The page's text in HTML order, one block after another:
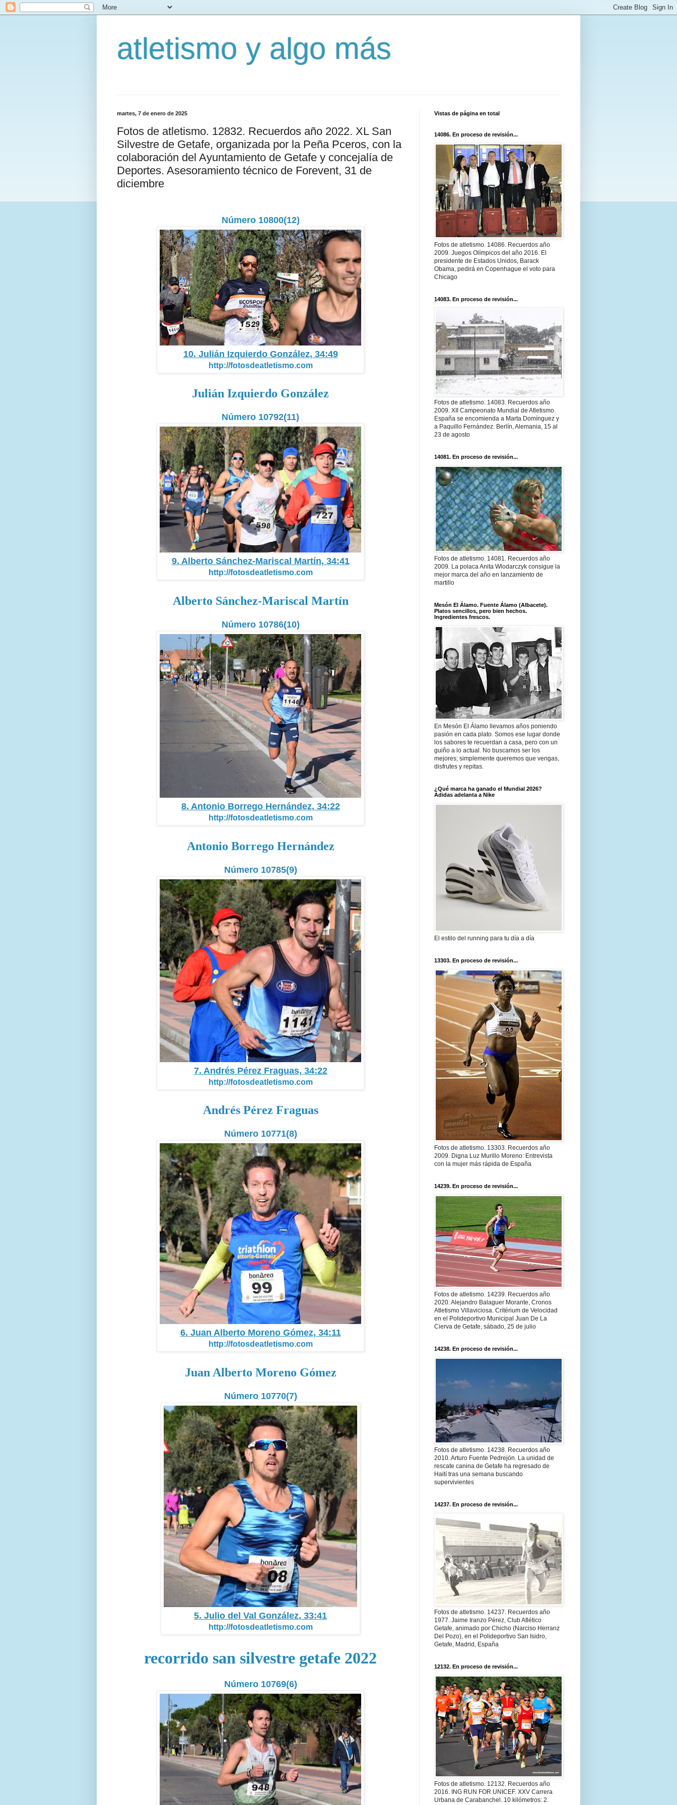
atletismo y algo más
martes, 7 de enero de 2025
Fotos de atletismo. 12832. Recuerdos año 2022. XL San
Silvestre de Getafe, organizada por la Peña Pceros, con la
colaboración del Ayuntamiento de Getafe y concejalía de
Deportes. Asesoramiento técnico de Forevent, 31 de
diciembre
Número 10800(12)
10. Julián Izquierdo González, 34:49
http://fotosdeatletismo.com
Julián Izquierdo González
Número 10792(11)
9. Alberto Sánchez-Mariscal Martín, 34:41
http://fotosdeatletismo.com
Alberto Sánchez-Mariscal Martín
Número 10786(10)
8. Antonio Borrego Hernández, 34:22
http://fotosdeatletismo.com
Antonio Borrego Hernández
Número 10785(9)
7. Andrés Pérez Fraguas, 34:22
http://fotosdeatletismo.com
Andrés Pérez Fraguas
Número 10771(8)
6. Juan Alberto Moreno Gómez, 34:11
http://fotosdeatletismo.com
Juan Alberto Moreno Gómez
Número 10770(7)
5. Julio del Val González, 33:41
http://fotosdeatletismo.com
recorrido san silvestre getafe 2022
Número 10769(6)
Vistas de página en total
14086. En proceso de revisión...
Fotos de atletismo. 14086. Recuerdos año
2009. Juegos Olímpicos del año 2016. El
presidente de Estados Unidos, Barack
Obama, pedirá en Copenhague el voto para
Chicago
14083. En proceso de revisión...
Fotos de atletismo. 14083. Recuerdos año
2009. XII Campeonato Mundial de Atletismo.
España se encomienda a Marta Domínguez y
a Paquillo Fernández. Berlín, Alemania, 15 al
23 de agosto
14081. En proceso de revisión...
Fotos de atletismo. 14081. Recuerdos año
2009. La polaca Anita Wlodarczyk consigue la
mejor marca del año en lanzamiento de
martillo
Mesón El Álamo. Fuente Álamo (Albacete).
Platos sencillos, pero bien hechos.
Ingredientes frescos.
En Mesón El Álamo llevamos años poniendo
pasión en cada plato. Somos ese lugar donde
los sabores te recuerdan a casa, pero con un
guiño a lo actual. No buscamos ser los
mejores; simplemente queremos que vengas,
disfrutes y repitas.
¿Qué marca ha ganado el Mundial 2026?
Adidas adelanta a Nike
El estilo del running para tu día a día
13303. En proceso de revisión...
Fotos de atletismo. 13303. Recuerdos año
2009. Digna Luz Murillo Moreno: Entrevista
con la mujer más rápida de España
14239. En proceso de revisión...
Fotos de atletismo. 14239. Recuerdos año
2020. Alejandro Balaguer Morante, Cronos
Atletismo Villaviciosa. Critérium de Velocidad
en el Polideportivo Municipal Juan De La
Cierva de Getafe, sábado, 25 de julio
14238. En proceso de revisión...
Fotos de atletismo. 14238. Recuerdos año
2010. Arturo Fuente Pedrejón. La unidad de
rescate canina de Getafe ha regresado de
Haití tras una semana buscando
supervivientes
14237. En proceso de revisión...
Fotos de atletismo. 14237. Recuerdos año
1977. Jaime Iranzo Pérez, Club Atlético
Getafe, animado por Chicho (Narciso Herranz
Del Pozo), en el Polideportivo San Isidro,
Getafe, Madrid, España
12132. En proceso de revisión...
Fotos de atletismo. 12132. Recuerdos año
2016. ING RUN FOR UNICEF. XXV Carrera
Urbana de Carabanchel. 10 kilómetros: 2.